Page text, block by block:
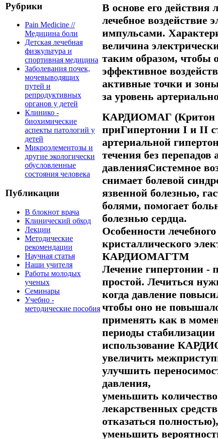
Рубрики
Pain Medicine //
Медицина боли
Детская лечебная
физкультура и
спортивная медицина
Заболевания почек,
мочевыводящих
путей и
репродуктивных
органов у детей
Клинико -
биохимические
аспекты патологий у
детей
Микроэлементозы и
другие экологически
обусловленные
состояния человека
Публикации
В блокнот врача
Клинический обход
Лекции
Методические
рекомендации
Научная статья
Наши учителя
Работы молодых
ученых
Семинары
Учебно -
методические пособия
В основе его действия
лечебное воздействие
импульсами.
величина
таким образом, чтобы
эффективное
активные точки и
за уровень
КАРДИОМАГ (Критон
приГипертонии I и II
артериальной
течения без перепадов
давленияСистемное
снимает болевой
язвенной болезнью,
болями, помогает
болезнью сердца.
Особенности
кристаллического
КАРДИОМАГTM
Лечение гипертонии -
простой. Лечиться
когда давление
чтобы оно не
применять как в
периоды
использование
увеличить
улучшить
давления,
уменьшить
лекарственных
отказаться полностью),
уменьшить